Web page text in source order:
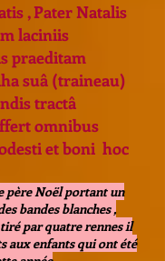
, Pater Natalis
laciniis
praeditam
suâ (traineau)
tractâ
omnibus
et boni hoc
père Noël portant un
bandes blanches ,
par quatre rennes il
aux enfants qui ont été